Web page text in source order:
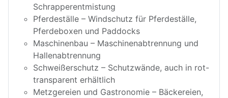
Schrapperentmistung
Pferdeställe – Windschutz für Pferdeställe,
Pferdeboxen und Paddocks
Maschinenbau – Maschinenabtrennung und
Hallenabtrennung
Schweißerschutz – Schutzwände, auch in rot-
transparent erhältlich
Metzgereien und Gastronomie – Bäckereien,